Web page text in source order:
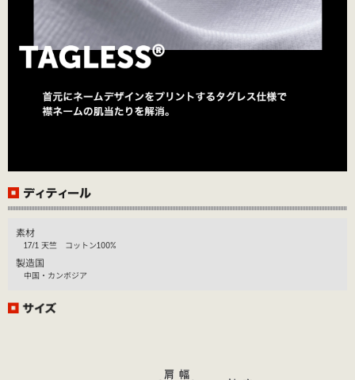
素材
17/1 天竺 コットン100%
製造国
中国・カンボジア